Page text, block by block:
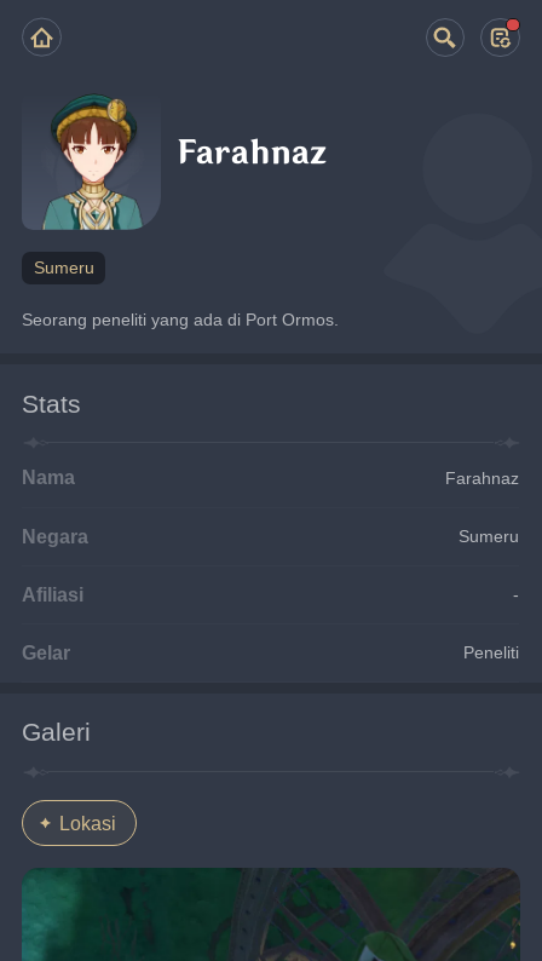
Farahnaz
Sumeru
Seorang peneliti yang ada di Port Ormos.
Stats
Nama Farahnaz
Negara Sumeru
Afiliasi -
Gelar Peneliti
Galeri
Lokasi